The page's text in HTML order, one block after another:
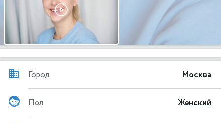
Город Москва
Пол Женский